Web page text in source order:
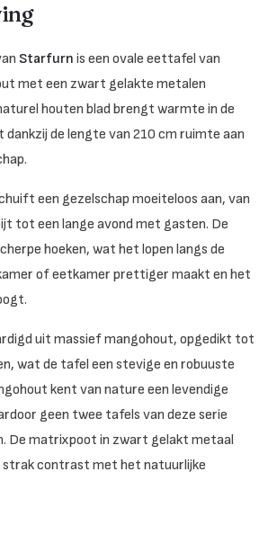
Starfurn is een ovale eettafel van
met een zwart gelakte metalen
houten blad brengt warmte in de
dankzij de lengte van 210 cm ruimte aan
een gezelschap moeiteloos aan, van
tot een lange avond met gasten. De
hoeken, wat het lopen langs de
of eetkamer prettiger maakt en het
uit massief mangohout, opgedikt tot
wat de tafel een stevige en robuuste
kent van nature een levendige
geen twee tafels van deze serie
De matrixpoot in zwart gelakt metaal
contrast met het natuurlijke